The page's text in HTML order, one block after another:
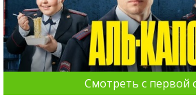
Смотреть с первой